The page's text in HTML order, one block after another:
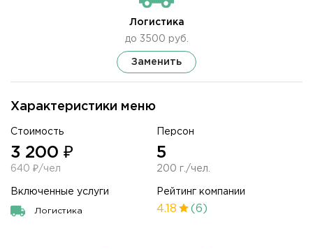
Характеристики меню
Стоимость
3 200 ₽
640 ₽/чел
Персон
5
200 г./чел.
Включенные услуги
Логистика
Рейтинг компании
4.18 (6)
Логистика
до 3500 руб.
Заменить